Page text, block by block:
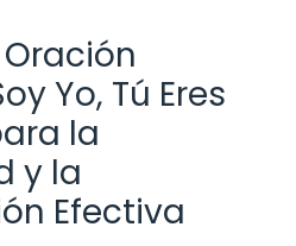
Yo, Tú Eres
la
y la
Efectiva